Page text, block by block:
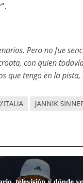
“.
Pero no fue
con quien
que tengo en la
JANNIK